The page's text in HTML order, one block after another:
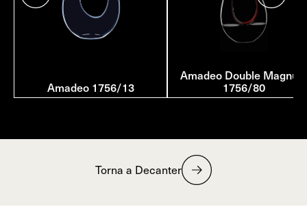
Amadeo 1756/13
Amadeo Double Magnum
1756/80
Torna a Decanter